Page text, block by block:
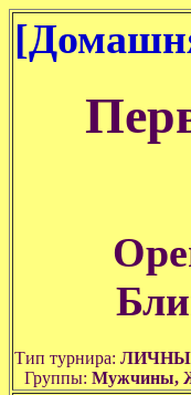
Тип турнира:
Группы: Мужчины,